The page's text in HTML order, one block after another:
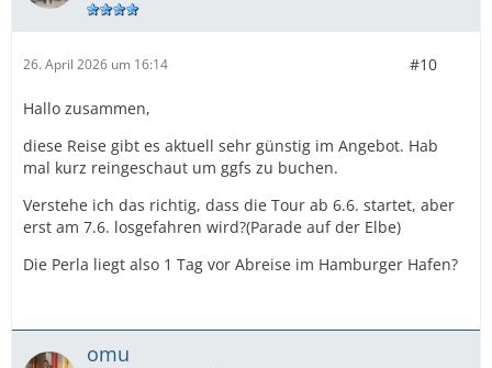
26. April 2026 um 16:14 #10
Hallo zusammen,
diese Reise gibt es aktuell sehr günstig im Angebot. Hab
mal kurz reingeschaut um ggfs zu buchen.
Verstehe ich das richtig, dass die Tour ab 6.6. startet, aber
erst am 7.6. losgefahren wird?(Parade auf der Elbe)
Die Perla liegt also 1 Tag vor Abreise im Hamburger Hafen?
omu